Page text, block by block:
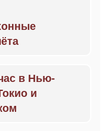
в Нью-
и